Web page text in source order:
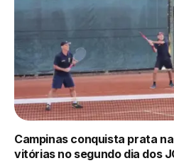
Campinas conquista prata
vitórias no segundo dia dos